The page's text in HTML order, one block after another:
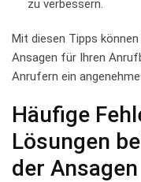
zu verbessern.
Mit diesen Tipps
Ansagen für ⁢Ihren
Anrufern ein
Häufige
Lösungen​
der Ansagen